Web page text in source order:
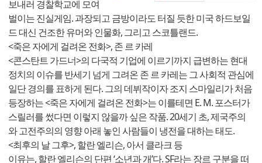
보내러 경찰학교에 모여
벌이는 진실게임. 과장되고 금방이라도 터질 듯한 미국 하드보일
드 대신 건조한 유머와 인물화, 그리고 스코틀랜드.
<죽은 자에게 걸려온 전화>, 존 르 카레
<콘스탄트 가드너>의 다국적 기업에 이르기까지 급변하는 현대
정치의 이슈를 반세기 넘게 그려온 존 르 카레는 그 사회적 관심에
일단 경의를 표하게 된다. 그의 데뷔작이자 조지 스마일리가 처음
등장하는 <죽은 자에게 걸려온 전화>는 이를테면 E. M. 포스터가
스릴러를 썼다면 이렇지 않을까 싶은 작품. 20세기 초, 제국주의
와 고전주의의 영향 아래 놓인 사람들이 냉전을 대하는 태도.
<최후의 날 그후>, 할란 엘리슨, 아서 클라크 등
이유는, 할란 엘리슨의 단편 ‘소년과 개’다. SF라는 장르 구분을 떠